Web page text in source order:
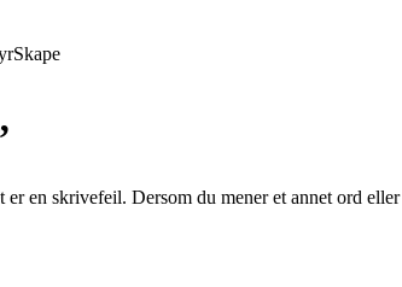
Skape
en skrivefeil. Dersom du mener et annet ord